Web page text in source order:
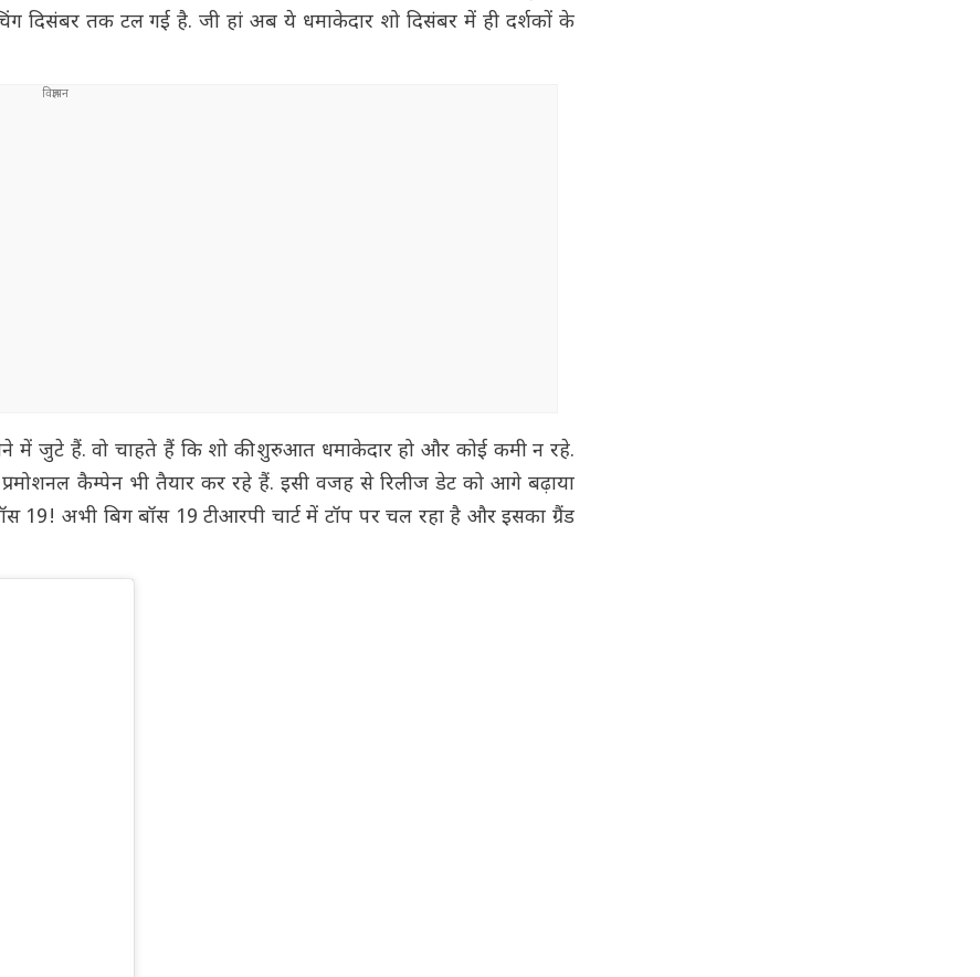
दिसंबर तक टल गई है. जी हां अब ये धमाकेदार शो दिसंबर में ही दर्शकों के
में जुटे हैं. वो चाहते हैं कि शो की शुरुआत धमाकेदार हो और कोई कमी न रहे.
कैम्पेन भी तैयार कर रहे हैं. इसी वजह से रिलीज डेट को आगे बढ़ाया
19! अभी बिग बॉस 19 टीआरपी चार्ट में टॉप पर चल रहा है और इसका ग्रैंड